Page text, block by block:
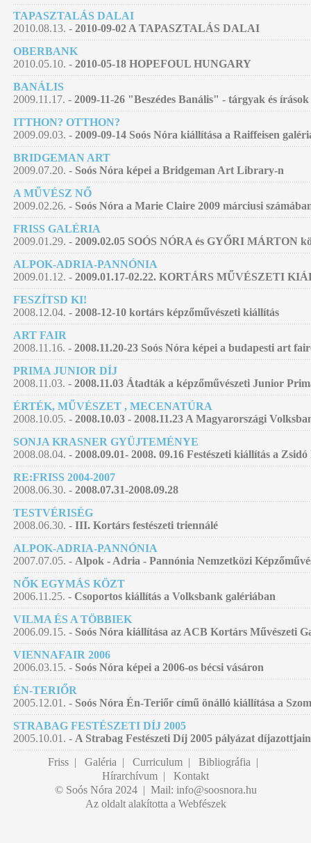
TAPASZTALÁS DALAI
2010.08.13. - 2010-09-02 A TAPASZTALÁS DALAI
OBERBANK
2010.05.10. - 2010-05-18 HOPEFOUL HUNGARY
BANÁLIS
2009.11.17. - 2009-11-26 "Beszédes Banális" - tárgyak és írások
ITTHON? OTTHON?
2009.09.03. - 2009-09-14 Soós Nóra kiállítása a Raiffeisen
BRIDGEMAN ART
2009.07.20. - Soós Nóra képei a Bridgeman Art Library-n
A MŰVÉSZ NŐ
2009.02.26. - Soós Nóra a Marie Claire 2009 márciusi
FRISS GALÉRIA
2009.01.29. - 2009.02.05 SOÓS NÓRA és GYŐRI MÁRTON
ALPOK-ADRIA-PANNÓNIA
2009.01.12. - 2009.01.17-02.22. KORTÁRS MŰVÉSZETI
FESZÍTSD KI!
2008.12.04. - 2008-12-10 kortárs képzőművészeti kiállítás
ART FAIR
2008.11.16. - 2008.11.20-23 Soós Nóra képei a budapesti art
PRIMA JUNIOR DÍJ
2008.11.03. - 2008.11.03 Átadták a képzőművészeti Junior
ÉRTÉK, MŰVÉSZET , MECENATÚRA
2008.10.05. - 2008.10.03 - 2008.11.23 A Magyarországi
SONJA KRASNER GYÜJTEMÉNYE
2008.08.04. - 2008.09.01- 2008. 09.16 Festészeti kiállítás a
RE:FRISS 2004-2007
2008.06.30. - 2008.07.31-2008.09.28
TESTVÉRISÉG
2008.06.30. - III. Kortárs festészeti triennálé
ALPOK-ADRIA-PANNÓNIA
2007.07.05. - Alpok - Adria - Pannónia Nemzetközi
NŐK EGYMÁS KÖZT
2006.11.25. - Csoportos kiállítás a Volksbank galériában
VILMA ÉS A TÖBBIEK
2006.09.15. - Soós Nóra kiállítása az ACB Kortárs Művészeti
VIENNAFAIR 2006
2006.03.15. - Soós Nóra képei a 2006-os bécsi vásáron
ÉN-TERIŐR
2005.12.01. - Soós Nóra Én-Teriőr című önálló kiállítása a
STRABAG FESTÉSZETI DÍJ 2005
2005.10.01. - A Strabag Festészeti Díj 2005 pályázat
Friss| Galéria | Curriculum| Bibliográfia |
Hírarchívum | Kontakt
© Soós Nóra 2024 | Mail: info@soosnora.hu
Az oldalt alakította a Webfészek